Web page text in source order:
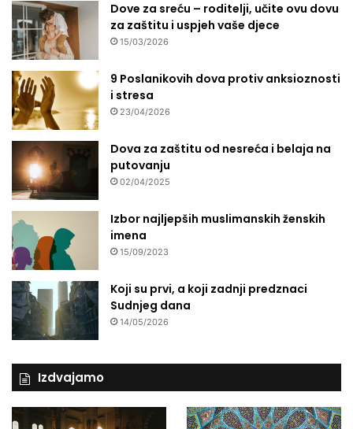
ž
a
v
a
t
i
?
Dove za sreću – roditelji, učite ovu dovu
za zaštitu i uspjeh vaše djece
15/03/2026
9 Poslanikovih dova protiv anksioznosti
i stresa
23/04/2026
Dova za zaštitu od nesreća i belaja na
putovanju
02/04/2025
Izbor najljepših muslimanskih ženskih
imena
15/09/2023
Koji su prvi, a koji zadnji predznaci
Sudnjeg dana
14/05/2026
Izdvajamo